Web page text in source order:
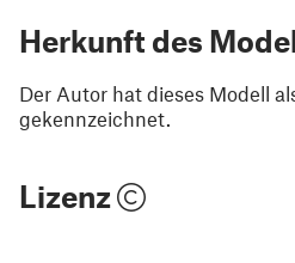
Herkunft des
Der Autor hat dieses Modell
gekennzeichnet.
Lizenz